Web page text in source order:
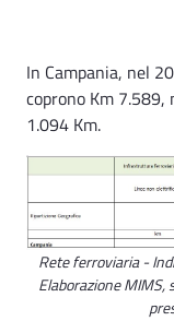
In Campania, nel
coprono Km
1.094 Km.
Rete ferroviaria -
Elaborazione